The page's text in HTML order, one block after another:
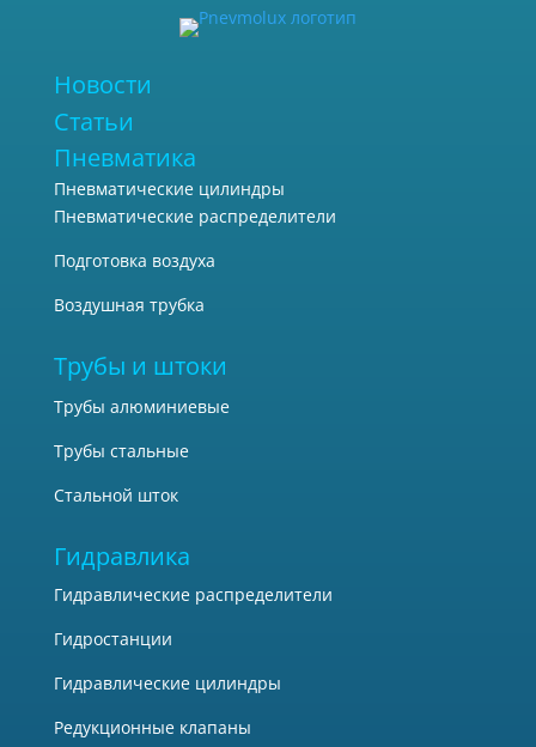
Новости
Статьи
Пневматика
Пневматические цилиндры
Пневматические распределители
Подготовка воздуха
Воздушная трубка
Трубы и штоки
Трубы алюминиевые
Трубы стальные
Стальной шток
Гидравлика
Гидравлические распределители
Гидростанции
Гидравлические цилиндры
Редукционные клапаны